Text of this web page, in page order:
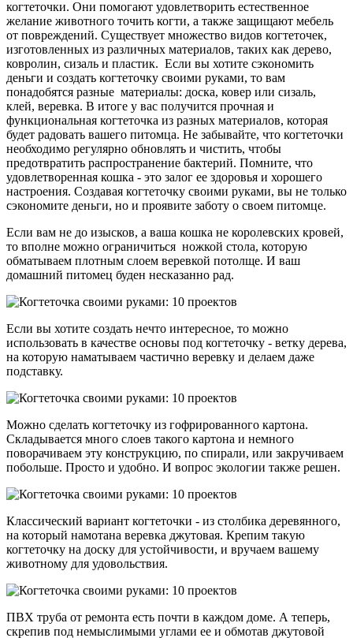
когтеточки. Они помогают удовлетворить естественное
желание животного точить когти, а также защищают мебель
от повреждений. Существует множество видов когтеточек,
изготовленных из различных материалов, таких как дерево,
ковролин, сизаль и пластик. Если вы хотите сэкономить
деньги и создать когтеточку своими руками, то вам
понадобятся разные материалы: доска, ковер или сизаль,
клей, веревка. В итоге у вас получится прочная и
функциональная когтеточка из разных материалов, которая
будет радовать вашего питомца. Не забывайте, что когтеточки
необходимо регулярно обновлять и чистить, чтобы
предотвратить распространение бактерий. Помните, что
удовлетворенная кошка - это залог ее здоровья и хорошего
настроения. Создавая когтеточку своими руками, вы не только
сэкономите деньги, но и проявите заботу о своем питомце.
Если вам не до изысков, а ваша кошка не королевских кровей,
то вполне можно ограничиться ножкой стола, которую
обматываем плотным слоем веревкой потолще. И ваш
домашний питомец буден несказанно рад.
Если вы хотите создать нечто интересное, то можно
использовать в качестве основы под когтеточку - ветку дерева,
на которую наматываем частично веревку и делаем даже
подставку.
Можно сделать когтеточку из гофрированного картона.
Складывается много слоев такого картона и немного
поворачиваем эту конструкцию, по спирали, или закручиваем
побольше. Просто и удобно. И вопрос экологии также решен.
Классический вариант когтеточки - из столбика деревянного,
на который намотана веревка джутовая. Крепим такую
когтеточку на доску для устойчивости, и вручаем вашему
животному для удовольствия.
ПВХ труба от ремонта есть почти в каждом доме. А теперь,
скрепив под немыслимыми углами ее и обмотав джутовой